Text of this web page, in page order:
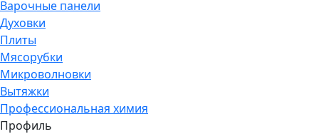
Варочные панели
Духовки
Плиты
Мясорубки
Микроволновки
Вытяжки
Профессиональная химия
Профиль